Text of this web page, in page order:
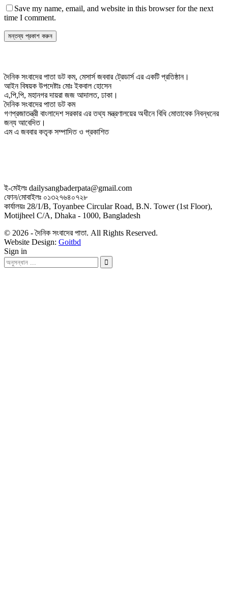
Save my name, email, and website in this browser for the next
time I comment.
দৈনিক সংবাদের পাতা ডট কম, মেসার্স জববার ট্রেডার্স এর একটি প্রতিষ্ঠান।
আইন বিষয়ক উপদেষ্টাঃ মোঃ ইকবাল হোসেন
এ,পি,পি, মহানগর দায়রা জজ আদালত, ঢাকা।
দৈনিক সংবাদের পাতা ডট কম
গণপ্রজাতন্ত্রী বাংলাদেশ সরকার এর তথ্য মন্ত্রণালয়ের অধীনে বিধি মোতাবেক নিবন্ধনের
জন্য আবেদিত।
এম এ জববার কতৃক সম্পাদিত ও প্রকাশিত
ই-মেইলঃ dailysangbaderpata@gmail.com
ফোন/মোবাইলঃ ০১৩২৭৬৪০৭২৮
কার্যালয়ঃ 28/1/B, Toyanbee Circular Road, B.N. Tower (1st Floor),
Motijheel C/A, Dhaka - 1000, Bangladesh
© 2026 - দৈনিক সংবাদের পাতা. All Rights Reserved.
Website Design: Goitbd
Sign in